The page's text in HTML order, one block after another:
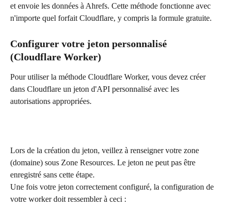
et envoie les données à Ahrefs. Cette méthode fonctionne avec
n'importe quel forfait Cloudflare, y compris la formule gratuite.
Configurer votre jeton personnalisé
(Cloudflare Worker)
Pour utiliser la méthode Cloudflare Worker, vous devez créer
dans Cloudflare un jeton d'API personnalisé avec les
autorisations appropriées.
Lors de la création du jeton, veillez à renseigner votre zone
(domaine) sous Zone Resources. Le jeton ne peut pas être
enregistré sans cette étape.
Une fois votre jeton correctement configuré, la configuration de
votre worker doit ressembler à ceci :